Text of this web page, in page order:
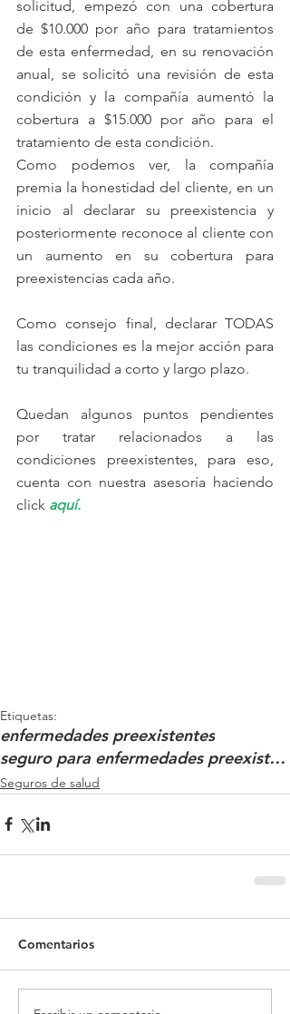
solicitud, empezó con una cobertura
de $10.000 por año para tratamientos
de esta enfermedad, en su renovación
anual, se solicitó una revisión de esta
condición y la compañía aumentó la
cobertura a $15.000 por año para el
tratamiento de esta condición.
Como podemos ver, la compañía
premia la honestidad del cliente, en un
inicio al declarar su preexistencia y
posteriormente reconoce al cliente con
un aumento en su cobertura para
preexistencias cada año.
Como consejo final, declarar TODAS
las condiciones es la mejor acción para
tu tranquilidad a corto y largo plazo.
Quedan algunos puntos pendientes
por tratar relacionados a las
condiciones preexistentes, para eso,
cuenta con nuestra asesoría haciendo
click aquí.
Etiquetas:
enfermedades preexistentes
seguro para enfermedades preexistentes
Seguros de salud
Comentarios